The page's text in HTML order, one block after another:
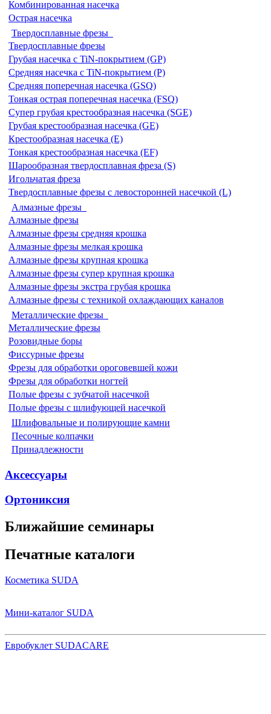
Комбинированная насечка
Острая насечка
Твердосплавные фрезы
Твердосплавные фрезы
Грубая насечка с TiN-покрытием (GP)
Средняя насечка с TiN-покрытием (P)
Средняя поперечная насечка (GSQ)
Тонкая острая поперечная насечка (FSQ)
Супер грубая крестообразная насечка (SGE)
Грубая крестообразная насечка (GE)
Крестообразная насечка (E)
Тонкая крестообразная насечка (EF)
Шарообразная твердосплавная фреза (S)
Игольчатая фреза
Твердосплавные фрезы с левосторонней насечкой (L)
Алмазные фрезы
Алмазные фрезы
Алмазные фрезы средняя крошка
Алмазные фрезы мелкая крошка
Алмазные фрезы крупная крошка
Алмазные фрезы супер крупная крошка
Алмазные фрезы экстра грубая крошка
Алмазные фрезы с техникой охлаждающих каналов
Металлические фрезы
Металлические фрезы
Розовидные боры
Фиссурные фрезы
Фрезы для обработки ороговевшей кожи
Фрезы для обработки ногтей
Полые фрезы с зубчатой насечкой
Полые фрезы с шлифующей насечкой
Шлифовальные и полирующие камни
Песочные колпачки
Принадлежности
Аксессуары
Ортониксия
Ближайшие семинары
Печатные каталоги
Косметика SUDA
Мини-каталог SUDA
Евробуклет SUDACARE